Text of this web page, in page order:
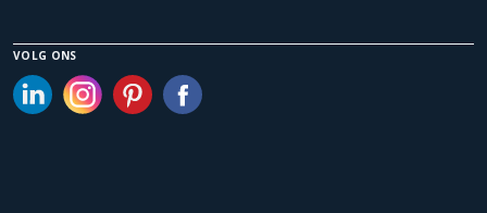
VOLG ONS